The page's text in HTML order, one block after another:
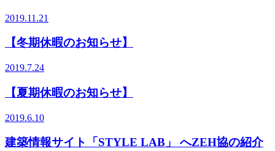
2019.11.21
【冬期休暇のお知らせ】
2019.7.24
【夏期休暇のお知らせ】
2019.6.10
建築情報サイト「STYLE LAB」 へZEH協の紹介